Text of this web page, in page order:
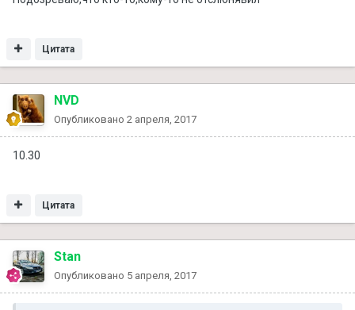
Цитата
NVD
Опубликовано 2 апреля, 2017
10.30
Цитата
Stan
Опубликовано 5 апреля, 2017